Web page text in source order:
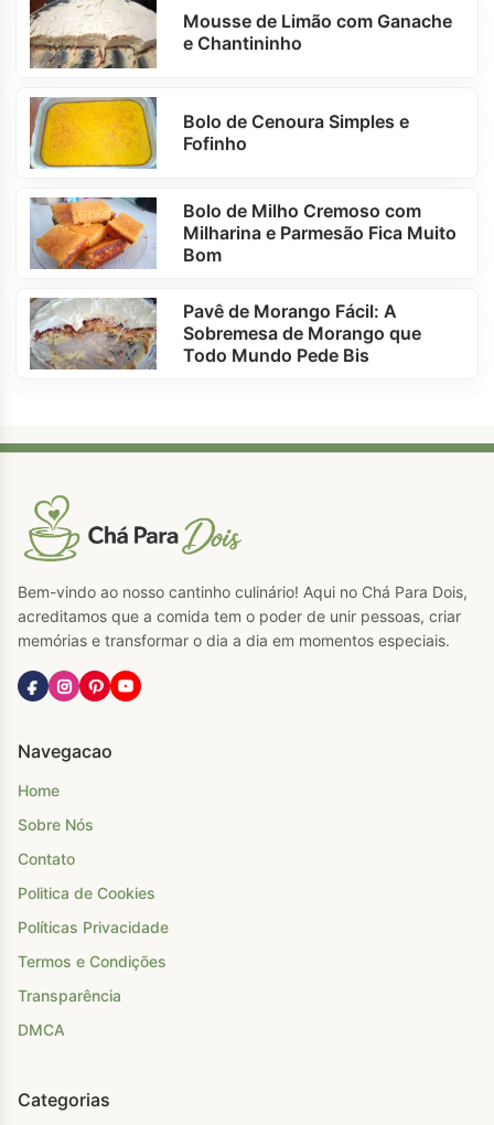
Mousse de Limão com Ganache
e Chantininho
Bolo de Cenoura Simples e
Fofinho
Bolo de Milho Cremoso com
Milharina e Parmesão Fica Muito
Bom
Pavê de Morango Fácil: A
Sobremesa de Morango que
Todo Mundo Pede Bis
Bem-vindo ao nosso cantinho culinário! Aqui no Chá Para Dois,
acreditamos que a comida tem o poder de unir pessoas, criar
memórias e transformar o dia a dia em momentos especiais.
Navegacao
Home
Sobre Nós
Contato
Politica de Cookies
Políticas Privacidade
Termos e Condições
Transparência
DMCA
Categorias